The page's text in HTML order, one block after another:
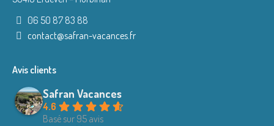
06 50 87 83 88
contact@safran-vacances.fr
Avis clients
Safran Vacances
4.6
Basé sur 95 avis